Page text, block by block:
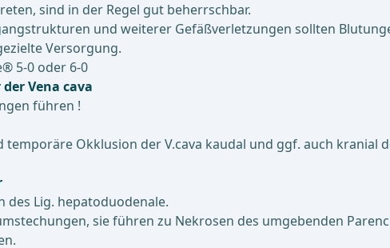
sind in der Regel gut beherrschbar.
und weiterer Gefäßverletzungen sollten
Versorgung.
5-0 oder 6-0
Vena cava
führen !
Okklusion der V.cava kaudal und ggf. auch kranial
des Lig. hepatoduodenale.
sie führen zu Nekrosen des umgebenden